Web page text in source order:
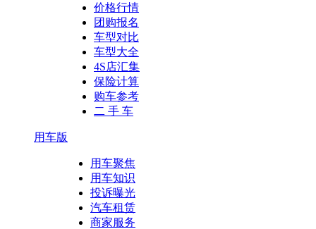
价格行情
团购报名
车型对比
车型大全
4S店汇集
保险计算
购车参考
二 手 车
用车版
用车聚焦
用车知识
投诉曝光
汽车租赁
商家服务